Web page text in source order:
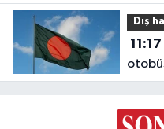
Dış
11:17